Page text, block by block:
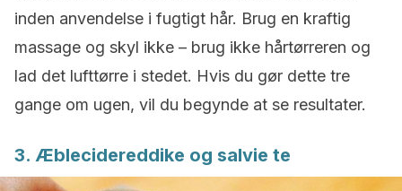
inden anvendelse i fugtigt hår. Brug en kraftig
massage og skyl ikke – brug ikke hårtørreren og
lad det lufttørre i stedet. Hvis du gør dette tre
gange om ugen, vil du begynde at se resultater.
3. Æblecidereddike og salvie te